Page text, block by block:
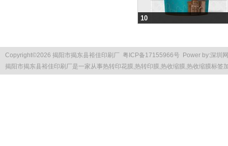
10
Copyright©2026 揭阳市揭东县裕佳印刷厂 粤ICP备17155966号 Power by:深圳
揭阳市揭东县裕佳印刷厂是一家从事热转印花膜,热转印膜,热收缩膜,热收缩膜标签